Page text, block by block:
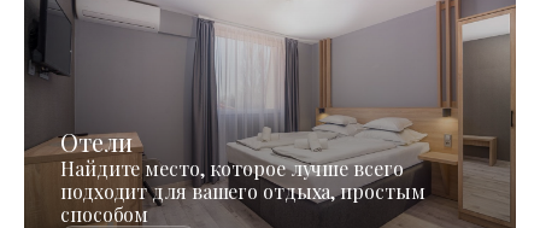
Отели
Найдите место, которое лучше всего
подходит для вашего отдыха, простым
способом